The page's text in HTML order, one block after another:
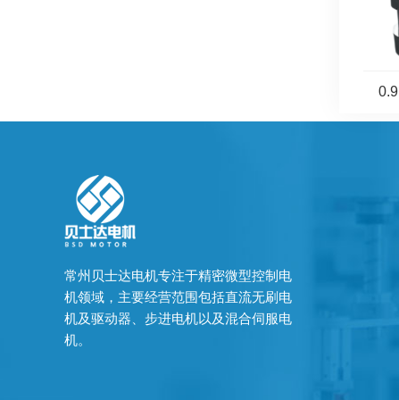
常州贝士达电机专注于精密微型控制电
机领域，主要经营范围包括直流无刷电
机及驱动器、步进电机以及混合伺服电
机。